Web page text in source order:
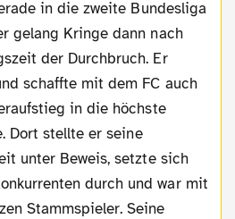
in die zweite Bundesliga
gelang Kringe dann nach
der Durchbruch. Er
schaffte mit dem FC auch
in die höchste
Dort stellte er seine
unter Beweis, setzte sich
durch und war mit
Stammspieler. Seine